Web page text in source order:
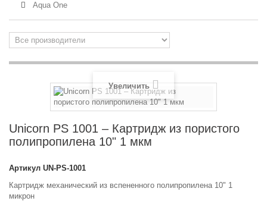
Aqua One
Увеличить
Unicorn PS 1001 – Картридж из пористого
полипропилена 10" 1 мкм
Артикул UN-PS-1001
Картридж механический из вспененного полипропилена 10" 1
микрон